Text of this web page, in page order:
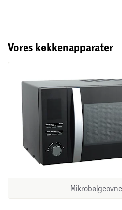
Vores køkkenapparater
Mikrobølgeovne